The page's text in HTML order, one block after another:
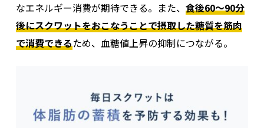
なエネルギー消費が期待できる。また、 食後60～90分
後にスクワットをおこなうことで摂取した糖質を筋肉
で消費できるため、血糖値上昇の抑制につながる。